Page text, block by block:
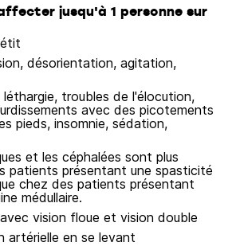
jusqu'à 1 personne sur
désorientation, agitation,
léthargie, troubles de l'élocution,
avec des picotements
pieds, insomnie, sédation,
et les céphalées sont plus
patients présentant une spasticité
chez des patients présentant
médullaire.
vision floue et vision double
artérielle en se levant